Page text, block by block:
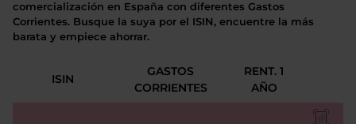
comercialización en España con diferentes Gastos
Corrientes. Busque la suya por el ISIN, encuentre la más
barata y empiece ahorrar.
ISIN
GASTOS
CORRIENTES
RENT. 1
AÑO